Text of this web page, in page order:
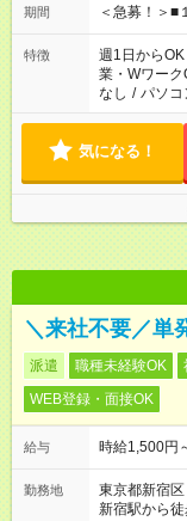
げるお仕事も！ ご希望のお時間に合わせてご紹介
ください！
期間 ＜急募！＞■
特徴 週1日からOK
業・Wワーク
なし / パソコ
気になる！
＼来社不要／単
派遣 職種未経験OK
WEB登録・面接OK
給与 時給1,500円
勤務地
東京都新宿区
新宿駅から